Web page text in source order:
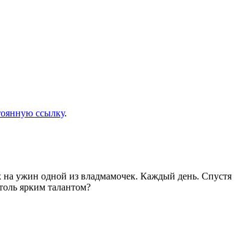
ссылку.
на ужин одной из владмамочек. Каждый день. Спустя
ярким талантом?